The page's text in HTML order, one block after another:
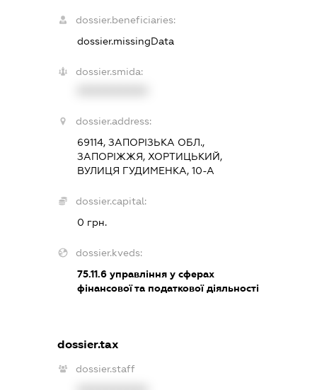
dossier.beneficiaries:
dossier.missingData
dossier.smida:
dossier.address:
69114, ЗАПОРІЗЬКА ОБЛ.,
ЗАПОРІЖЖЯ, ХОРТИЦЬКИЙ,
ВУЛИЦЯ ГУДИМЕНКА, 10-А
dossier.capital:
0 грн.
dossier.kveds:
75.11.6управління у сферах
фінансової та податкової діяльності
dossier.tax
dossier.staff